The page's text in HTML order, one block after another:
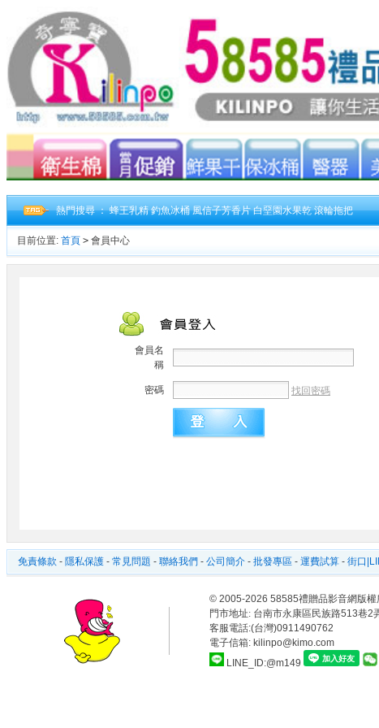
熱門搜尋 ：蜂王乳精 釣魚冰桶 風信子芳香片 白堊園水果乾 滾輪拖把
目前位置: 首頁 > 會員中心
會員名
稱
密碼 找回密碼
免責條款 - 隱私保護 - 常見問題 - 聯絡我們 - 公司簡介 - 批發專區 - 運費試算 - 街口
© 2005-2026 58585禮贈品影音網版權
門市地址: 台南市永康區民族路513巷2
客服電話:(台灣)0911490762
電子信箱: kilinpo@kimo.com
LINE_ID:@m149